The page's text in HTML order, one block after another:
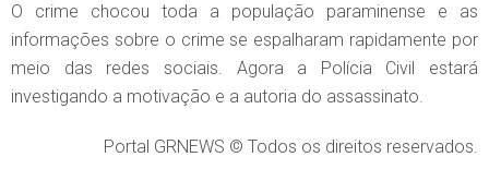
O crime chocou toda a população paraminense e as
informações sobre o crime se espalharam rapidamente por
meio das redes sociais. Agora a Polícia Civil estará
investigando a motivação e a autoria do assassinato.
Portal GRNEWS © Todos os direitos reservados.